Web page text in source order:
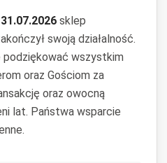
31.07.2026 sklep
swoją działalność.
podziękować wszystkim
oraz Gościom za
oraz owocną
lat. Państwa wsparcie